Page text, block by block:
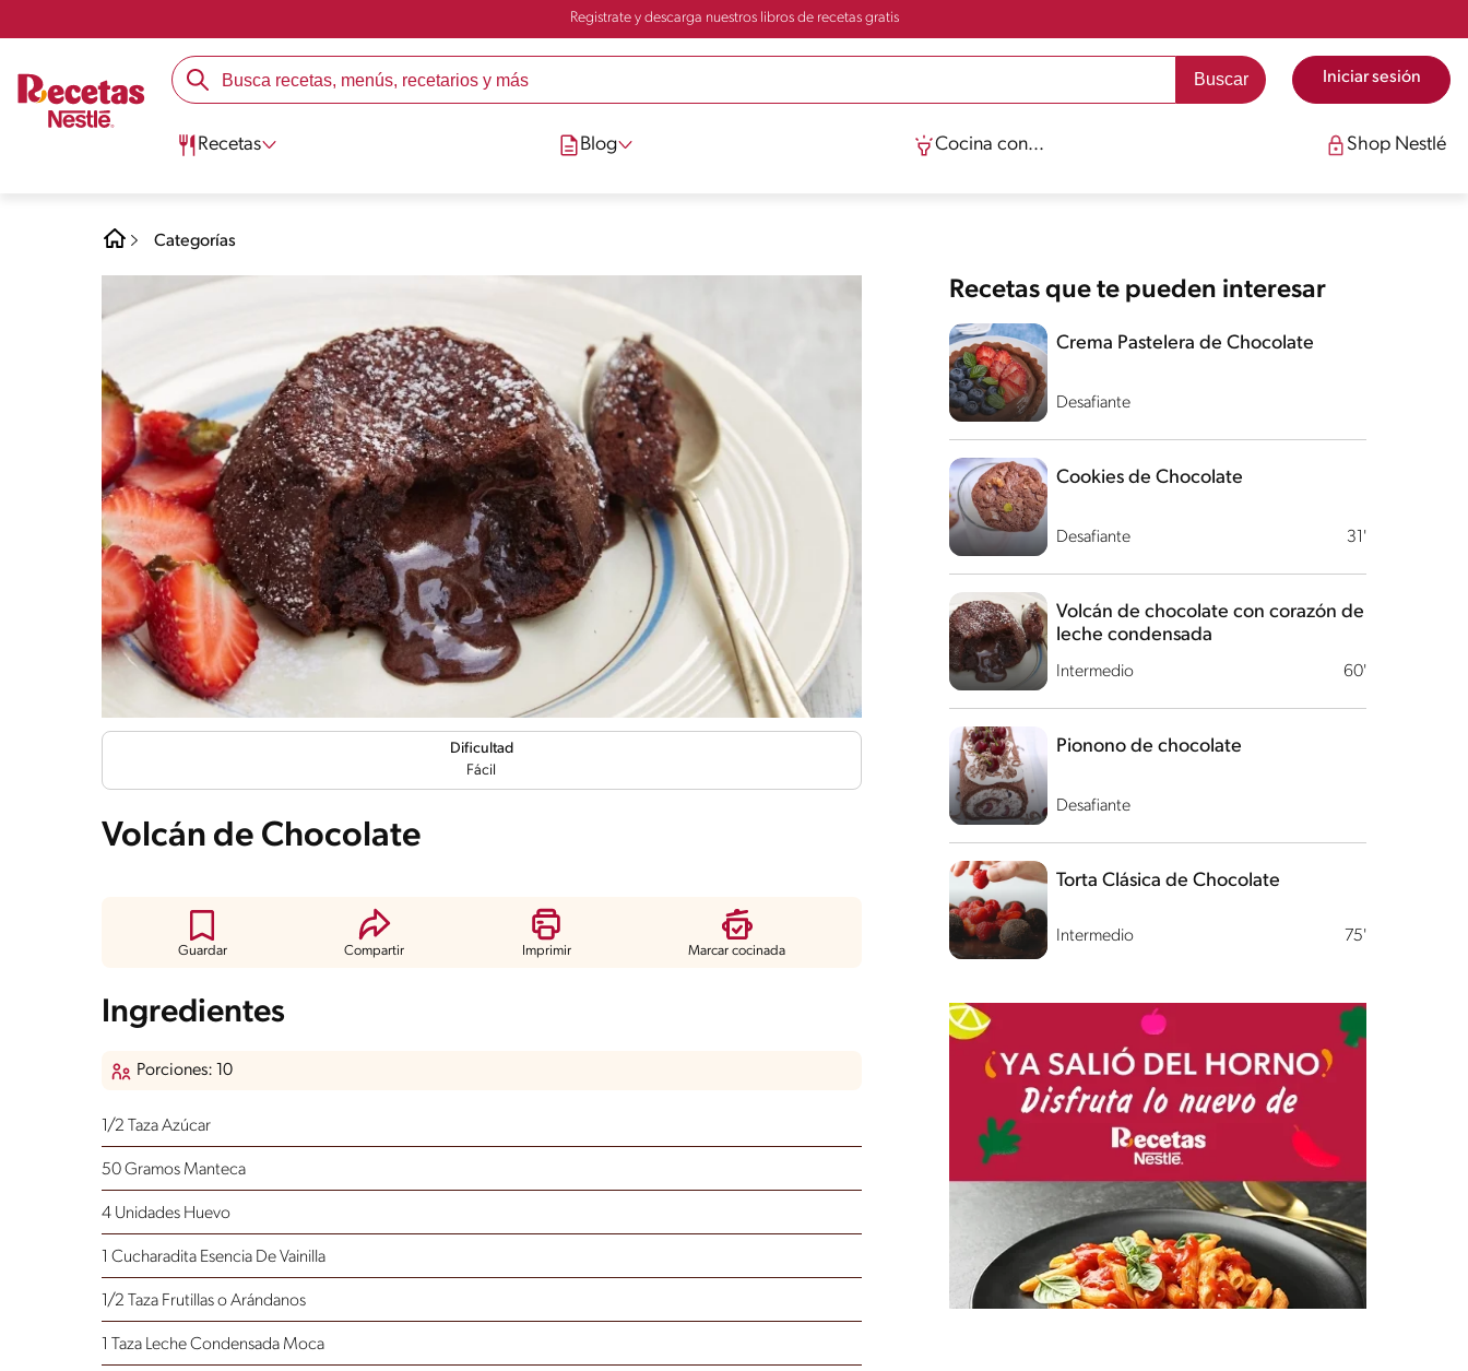
Registrate y descarga nuestros libros de recetas gratis
Iniciar sesión
Recetas Blog Cocina con... Shop Nestlé
Categorías
Dificultad
Fácil
Volcán de Chocolate
Guardar Compartir Imprimir Marcar cocinada
Ingredientes
Porciones: 10
1/2 Taza Azúcar
50 Gramos Manteca
4 Unidades Huevo
1 Cucharadita Esencia De Vainilla
1/2 Taza Frutillaso Arándanos
1 Taza Leche Condensada Moca
Recetas que te pueden interesar
Desafiante
Crema Pastelera de Chocolate
Desafiante 31'
Cookies de Chocolate
Intermedio 60'
Volcán de chocolate con corazón de
leche condensada
Desafiante
Pionono de chocolate
Intermedio 75'
Torta Clásica de Chocolate